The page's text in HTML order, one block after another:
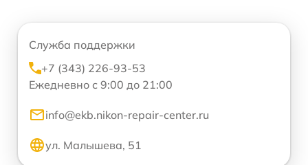
Служба поддержки
+7 (343) 226-93-53
Ежедневно с 9:00 до 21:00
info@ekb.nikon-repair-center.ru
ул. Малышева, 51